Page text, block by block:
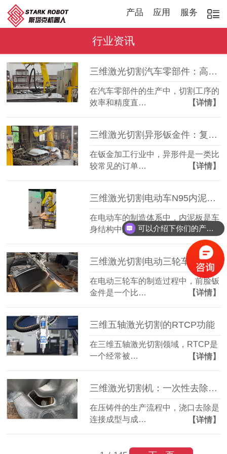
产品 应用 服务
行业资讯
三维激光切割汽车零部件：高效稳定，适配多品种加工
在汽车零部件的生产中，切割工序的
效率和精度直…
【详情】
三维激光切割异形钣金件：复杂轮廓一机成型
在钣金加工行业中，异形件是一类比
较常见的订单…
【详情】
三维激光切割电动车N95内泥板：复杂曲面准确成型
在电动车的制造体系中，内泥板是车
身结构中的一…
【详情】
三维激光切割电动三轮车前脸钣金件：造型复杂也能精准成型
在电动三轮车的制造过程中，前脸钣
金件是一个比…
【详情】
三维五轴激光切割的RTCP功能
在三维五轴激光切割领域，RTCP是
一个经常被…
【详情】
三维激光切割机：一次性去除压铸件浇口，简化后道工序
在压铸件的生产流程中，浇口去除是
连接成型与成…
【详情】
可以介绍下你们的产品么？